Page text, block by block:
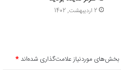
2 اردیبهشت, 1402
بخش‌های موردنیاز علامت‌گذاری شده‌اند*